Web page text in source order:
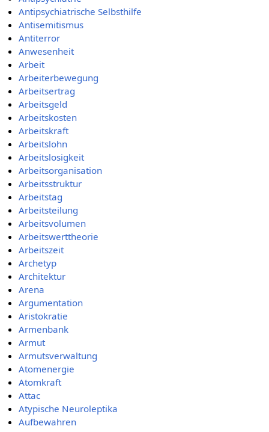
Antipsychiatrische Selbsthilfe
Antisemitismus
Antiterror
Anwesenheit
Arbeit
Arbeiterbewegung
Arbeitsertrag
Arbeitsgeld
Arbeitskosten
Arbeitskraft
Arbeitslohn
Arbeitslosigkeit
Arbeitsorganisation
Arbeitsstruktur
Arbeitstag
Arbeitsteilung
Arbeitsvolumen
Arbeitswerttheorie
Arbeitszeit
Archetyp
Architektur
Arena
Argumentation
Aristokratie
Armenbank
Armut
Armutsverwaltung
Atomenergie
Atomkraft
Attac
Atypische Neuroleptika
Aufbewahren